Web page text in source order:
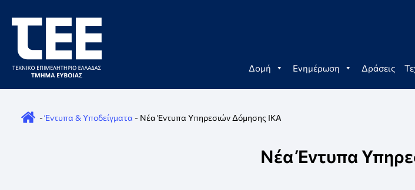
Δομή Ενημέρωση Δράσεις
-Έντυπα & Υποδείγματα - Νέα Έντυπα Υπηρεσιών Δόμησης IKA
Νέα Έντυπα